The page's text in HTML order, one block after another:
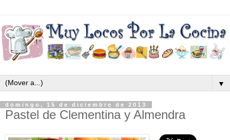
▼
domingo, 15 de diciembre de 2013
Pastel de Clementina y Almendra